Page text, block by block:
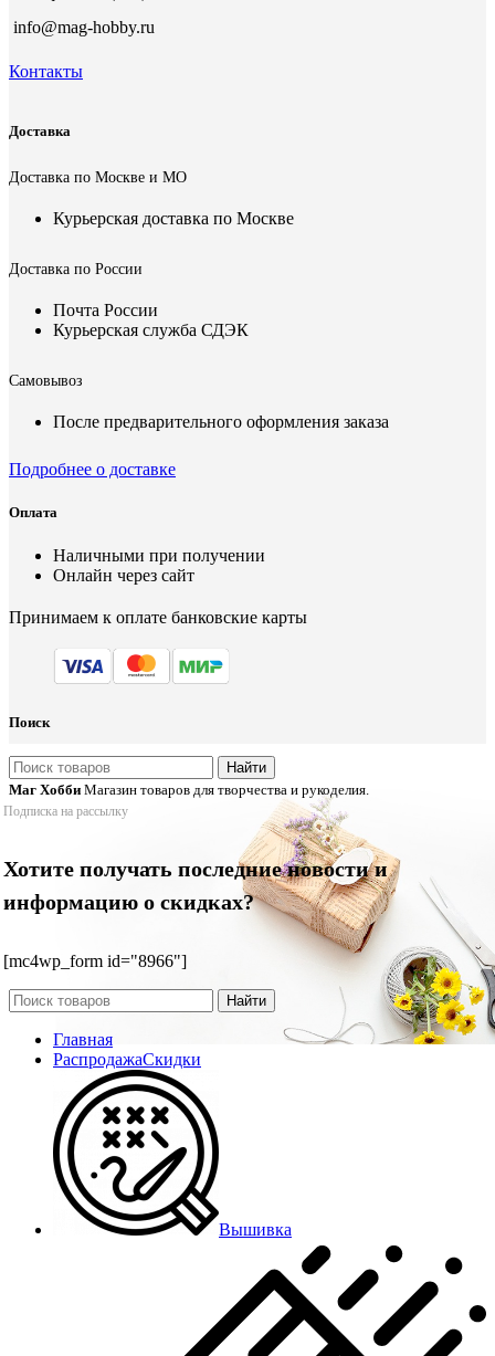
info@mag-hobby.ru
Контакты
Доставка
Доставка по Москве и МО
Курьерская доставка по Москве
Доставка по России
Почта России
Курьерская служба СДЭК
Самовывоз
После предварительного оформления заказа
Подробнее о доставке
Оплата
Наличными при получении
Онлайн через сайт
Принимаем к оплате банковские карты
Поиск
Найти
Маг Хобби Магазин товаров для творчества и рукоделия.
Подписка на рассылку
Хотите получать последние новости и
информацию о скидках?
[mc4wp_form id="8966"]
Найти
Главная
РаспродажаСкидки
Вышивка